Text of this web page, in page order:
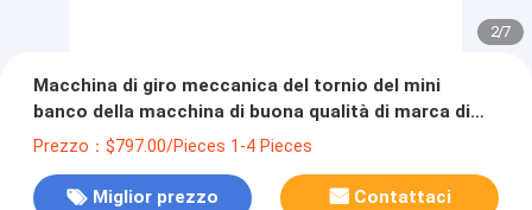
2/7
Macchina di giro meccanica del tornio del mini
banco della macchina di buona qualità di marca di
WM210 V-G Huisn piccola mini
Prezzo：$797.00/Pieces 1-4 Pieces
Miglior prezzo Contattaci